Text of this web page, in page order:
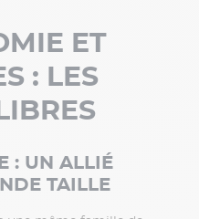
ET
: LES
: UN ALLIÉ
TAILLE